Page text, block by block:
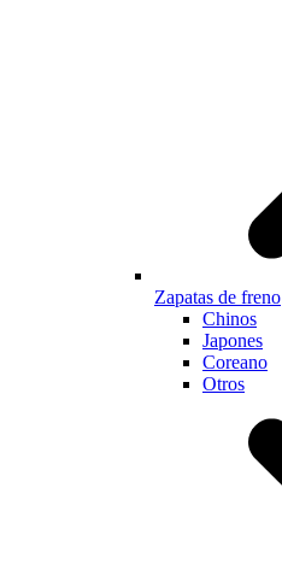
Zapatas de freno
Chinos
Japones
Coreano
Otros